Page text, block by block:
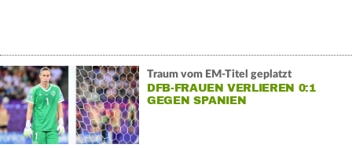
Traum vom EM-Titel geplatzt
DFB-FRAUEN VERLIEREN 0:1
GEGEN SPANIEN